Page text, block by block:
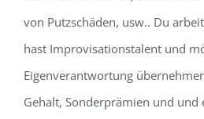
von Putzschäden, usw.. Du
hast Improvisationstalent und
Eigenverantwortung
Gehalt, Sonderprämien und und